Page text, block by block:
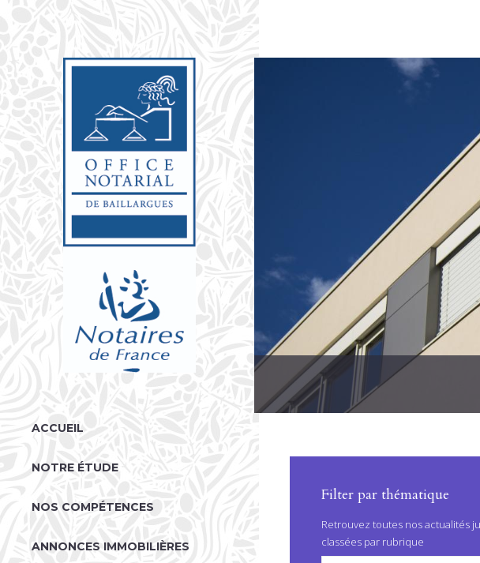
ACCUEIL
NOTRE ÉTUDE
NOS COMPÉTENCES
ANNONCES IMMOBILIÈRES
V
Ê
Filter par thématique
Retrouvez toutes nos actualités
classées par rubrique